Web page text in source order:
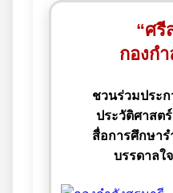
“ศรี
กองก
ชวนร่วมประ
ประวัติศาสต
สื่อการศึกษาร
บรรดาลใ